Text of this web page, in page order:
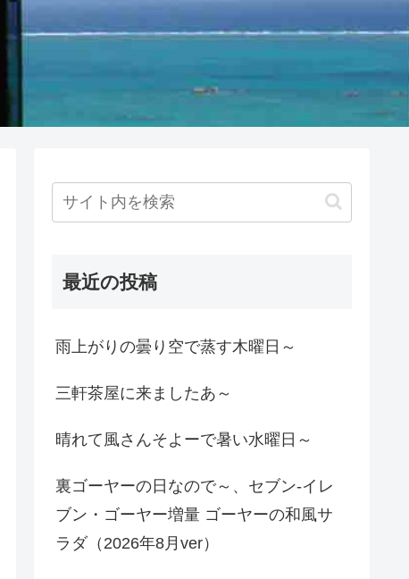
最近の投稿
雨上がりの曇り空で蒸す木曜日～
三軒茶屋に来ましたあ～
晴れて風さんそよーで暑い水曜日～
裏ゴーヤーの日なので～、セブン-イレ
ブン・ゴーヤー増量 ゴーヤーの和風サ
ラダ（2026年8月ver）